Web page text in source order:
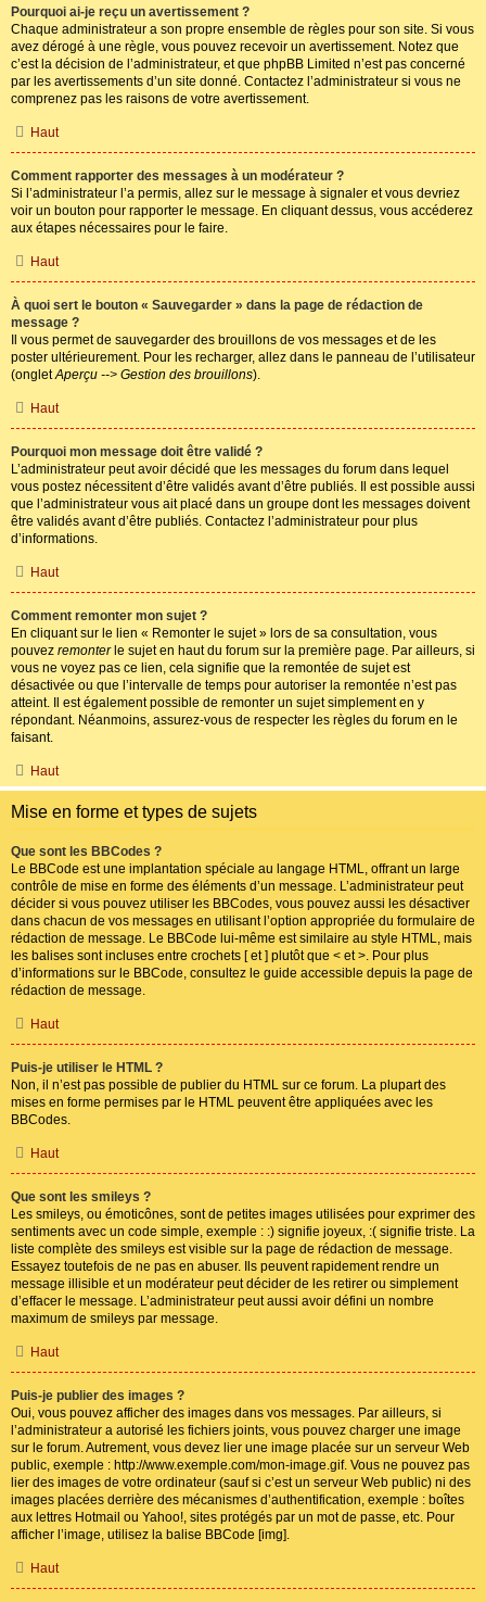
Pourquoi ai-je reçu un avertissement ?
Chaque administrateur a son propre ensemble de règles pour son site. Si vous
avez dérogé à une règle, vous pouvez recevoir un avertissement. Notez que
c’est la décision de l’administrateur, et que phpBB Limited n’est pas concerné
par les avertissements d’un site donné. Contactez l’administrateur si vous ne
comprenez pas les raisons de votre avertissement.
Haut
Comment rapporter des messages à un modérateur ?
Si l’administrateur l’a permis, allez sur le message à signaler et vous devriez
voir un bouton pour rapporter le message. En cliquant dessus, vous accéderez
aux étapes nécessaires pour le faire.
Haut
À quoi sert le bouton « Sauvegarder » dans la page de rédaction de
message ?
Il vous permet de sauvegarder des brouillons de vos messages et de les
poster ultérieurement. Pour les recharger, allez dans le panneau de l’utilisateur
(ongletAperçu --> Gestion des brouillons).
Haut
Pourquoi mon message doit être validé ?
L’administrateur peut avoir décidé que les messages du forum dans lequel
vous postez nécessitent d’être validés avant d’être publiés. Il est possible aussi
que l’administrateur vous ait placé dans un groupe dont les messages doivent
être validés avant d’être publiés. Contactez l’administrateur pour plus
d’informations.
Haut
Comment remonter mon sujet ?
En cliquant sur le lien « Remonter le sujet » lors de sa consultation, vous
pouvez remonterle sujet en haut du forum sur la première page. Par ailleurs, si
vous ne voyez pas ce lien, cela signifie que la remontée de sujet est
désactivée ou que l’intervalle de temps pour autoriser la remontée n’est pas
atteint. Il est également possible de remonter un sujet simplement en y
répondant. Néanmoins, assurez-vous de respecter les règles du forum en le
faisant.
Haut
Mise en forme et types de sujets
Que sont les BBCodes ?
Le BBCode est une implantation spéciale au langage HTML, offrant un large
contrôle de mise en forme des éléments d’un message. L’administrateur peut
décider si vous pouvez utiliser les BBCodes, vous pouvez aussi les désactiver
dans chacun de vos messages en utilisant l’option appropriée du formulaire de
rédaction de message. Le BBCode lui-même est similaire au style HTML, mais
les balises sont incluses entre crochets [ et ] plutôt que < et >. Pour plus
d’informations sur le BBCode, consultez le guide accessible depuis la page de
rédaction de message.
Haut
Puis-je utiliser le HTML ?
Non, il n’est pas possible de publier du HTML sur ce forum. La plupart des
mises en forme permises par le HTML peuvent être appliquées avec les
BBCodes.
Haut
Que sont les smileys ?
Les smileys, ou émoticônes, sont de petites images utilisées pour exprimer des
sentiments avec un code simple, exemple : :) signifie joyeux, :( signifie triste. La
liste complète des smileys est visible sur la page de rédaction de message.
Essayez toutefois de ne pas en abuser. Ils peuvent rapidement rendre un
message illisible et un modérateur peut décider de les retirer ou simplement
d’effacer le message. L’administrateur peut aussi avoir défini un nombre
maximum de smileys par message.
Haut
Puis-je publier des images ?
Oui, vous pouvez afficher des images dans vos messages. Par ailleurs, si
l’administrateur a autorisé les fichiers joints, vous pouvez charger une image
sur le forum. Autrement, vous devez lier une image placée sur un serveur Web
public, exemple : http://www.exemple.com/mon-image.gif. Vous ne pouvez pas
lier des images de votre ordinateur (sauf si c’est un serveur Web public) ni des
images placées derrière des mécanismes d’authentification, exemple : boîtes
aux lettres Hotmail ou Yahoo!, sites protégés par un mot de passe, etc. Pour
afficher l’image, utilisez la balise BBCode [img].
Haut